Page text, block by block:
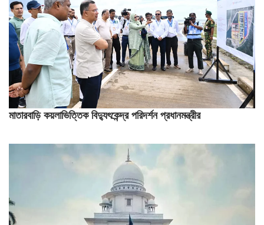
মাতারবাড়ি কয়লাভিত্তিক বিদ্যুৎকেন্দ্র পরিদর্শন প্রধানমন্ত্রীর